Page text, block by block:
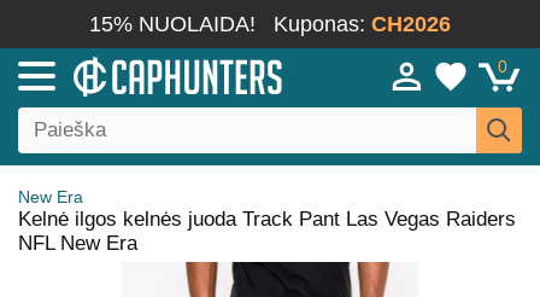
15% NUOLAIDA! Kuponas: CH2026
0
New Era
Kelnė ilgos kelnės juoda Track Pant Las Vegas Raiders
NFL New Era